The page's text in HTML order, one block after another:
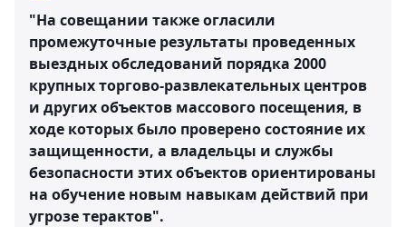
"На совещании также огласили
промежуточные результаты проведенных
выездных обследований порядка 2000
крупных торгово-развлекательных центров
и других объектов массового посещения, в
ходе которых было проверено состояние их
защищенности, а владельцы и службы
безопасности этих объектов ориентированы
на обучение новым навыкам действий при
угрозе терактов".